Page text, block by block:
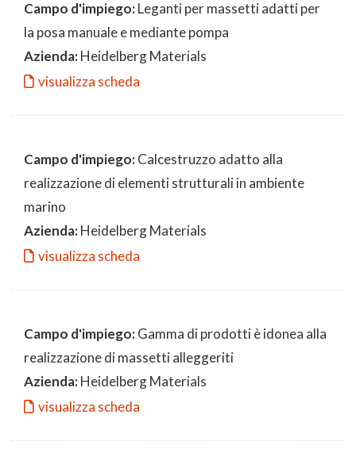
Campo d'impiego:Leganti per massetti adatti per
la posa manuale e mediante pompa
Azienda:Heidelberg Materials
visualizza scheda
Campo d'impiego:Calcestruzzo adatto alla
realizzazione di elementi strutturali in ambiente
marino
Azienda:Heidelberg Materials
visualizza scheda
Campo d'impiego:Gamma di prodotti è idonea alla
realizzazione di massetti alleggeriti
Azienda:Heidelberg Materials
visualizza scheda